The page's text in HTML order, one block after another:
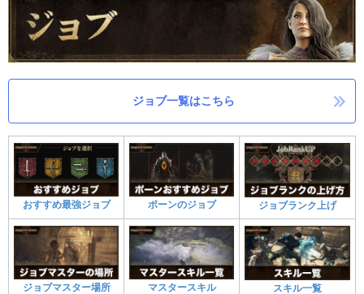
ジョブ一覧はこちら
おすすめ最強ジョブ ポーンのジョブ ジョブランク上げ
ジョブマスター場所 マスタースキル スキル一覧